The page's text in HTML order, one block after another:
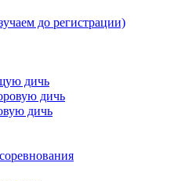
до регистрации)
дичь
дичь
дичь